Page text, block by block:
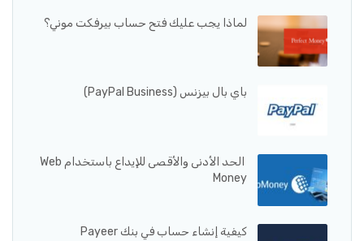
لماذا يجب عليك فتح حساب بيرفكت موني؟
باي بال بيزنس (PayPal Business)
الحد الأدنى والأقصى للإيداع باستخدام Web
Money
كيفية إنشاء حساب في بنك Payeer